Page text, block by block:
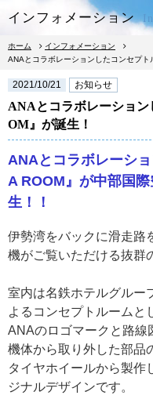
宿泊
朝食
レストラン
館内
インフォメーション
ホーム
インフォメーション
ANAとコラボレーションしたコンセプト
2021/10/21 お知らせ
ANAとコラボレーショ
OM』が誕生！
ANAとコラボレーシ
A ROOM』が中部国
生！！
伊勢湾をバックに滑走路
機がご覧いただける抜群
室内は名鉄ホテルグルー
よるコンセプトルームと
ANAのロゴマークと路線
機体から取り外した部品
タイヤホイールから製作
ジナルデザインです。